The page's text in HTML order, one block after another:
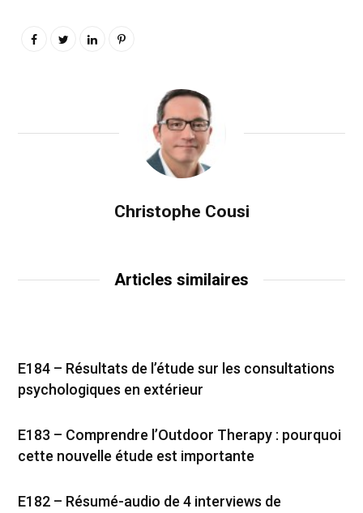
Christophe Cousi
Articles similaires
E184 – Résultats de l’étude sur les consultations
psychologiques en extérieur
E183 – Comprendre l’Outdoor Therapy : pourquoi
cette nouvelle étude est importante
E182 – Résumé-audio de 4 interviews de